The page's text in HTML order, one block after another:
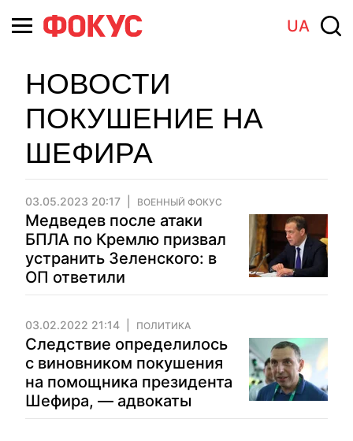
UA
НОВОСТИ
ПОКУШЕНИЕ НА
ШЕФИРА
03.05.2023 20:17 ВОЕННЫЙ ФОКУС
Медведев после атаки
БПЛА по Кремлю призвал
устранить Зеленского: в
ОП ответили
03.02.2022 21:14 ПОЛИТИКА
Следствие определилось
с виновником покушения
на помощника президента
Шефира, — адвокаты